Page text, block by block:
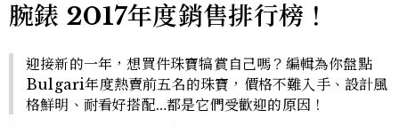
腕錶 2017年度銷售排行榜！
迎接新的一年，想買件珠寶犒賞自己嗎？編輯為你盤點
Bulgari年度熱賣前五名的珠寶，價格不難入手、設計風
格鮮明、耐看好搭配…都是它們受歡迎的原因！